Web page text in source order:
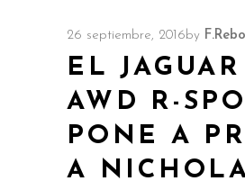
26 septiembre, 2016 by
EL
AWD R-
PONE A
A